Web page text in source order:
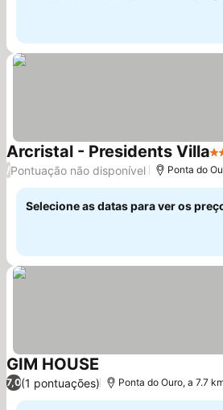
Arcristal - Presidents Villa3
/Pontuação não disponível Ponta do
Selecione as datas para ver os
GIM HOUSE Ver preços
7,0(1 pontuações) Ponta do Ouro, a 7.7